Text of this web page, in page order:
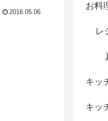
2016.05.06
お料
レ
キッ
キッ